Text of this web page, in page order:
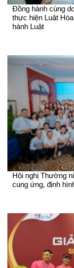
Đồng hành cùng
thực hiện Luật
hành Luật
Hội nghị Thường
cung ứng, định